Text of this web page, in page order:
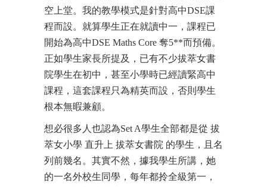
空上堂。我的教學模式是針對高中DSE課
程而設。就算學生正在就讀中一，課程已
開始為高中DSE Maths Core 奪5**而預備。
正如學生家長所提及，已有不少拔萃女書
院學生在初中，甚至小學時已經讀緊高中
課程，這套課程只為精英而設，否則學生
根本無暇兼顧。
想必很多人也認為Set A學生全部都是從 拔
萃女小學 直升上 拔萃女書院 的學生，且名
列前幾名。其實不然，據我學生所講，她
的一名外校生同學，每年都拎全級第一，